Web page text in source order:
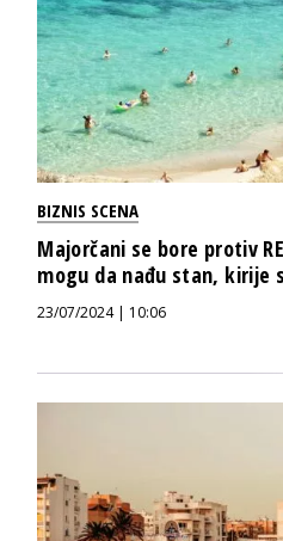
BIZNIS SCENA
Majorčani se bore protiv
mogu da nađu stan, kirije
23/07/2024 | 10:06